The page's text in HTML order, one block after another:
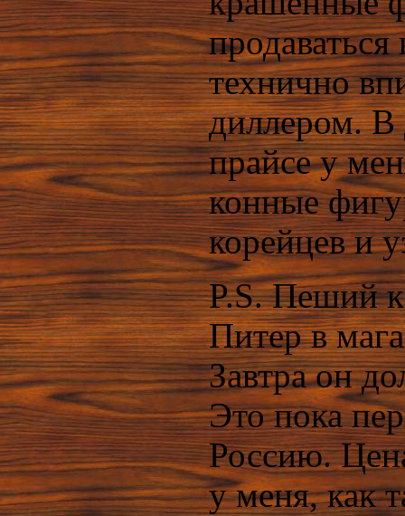
технично
диллером. В
прайсе у
конные
корейцев и
P.S. Пеший
Питер в
Завтра он
Это пока
Россию.
у меня, как